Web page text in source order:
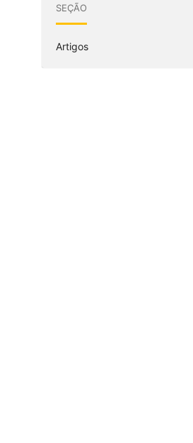
SEÇÃO
Artigos